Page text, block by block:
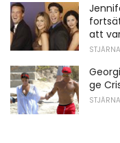
att
STJÄRNA
ge
STJÄRNA